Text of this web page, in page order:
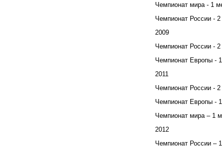
Чемпионат мира - 1
Чемпионат России -
2009
Чемпионат России -
Чемпионат Европы -
2011
Чемпионат России -
Чемпионат Европы -
Чемпионат мира – 1
2012
Чемпионат России –